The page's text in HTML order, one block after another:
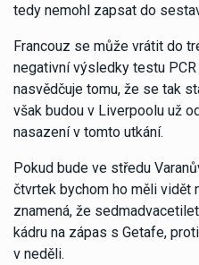
tedy nemohl zapsat do
Francouz se může vrátit do
negativní výsledky testu
nasvědčuje tomu, že se tak
však budou v Liverpoolu už
nasazení v tomto utkání.
Pokud bude ve středu
čtvrtek bychom ho měli vidět
znamená, že
kádru na zápas s Getafe,
v neděli.